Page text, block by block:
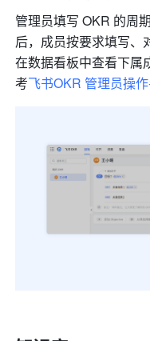
管理员填写 OKR 的周
后，成员按要求填写、
在数据看板中查看下属
考飞书OKR 管理员操